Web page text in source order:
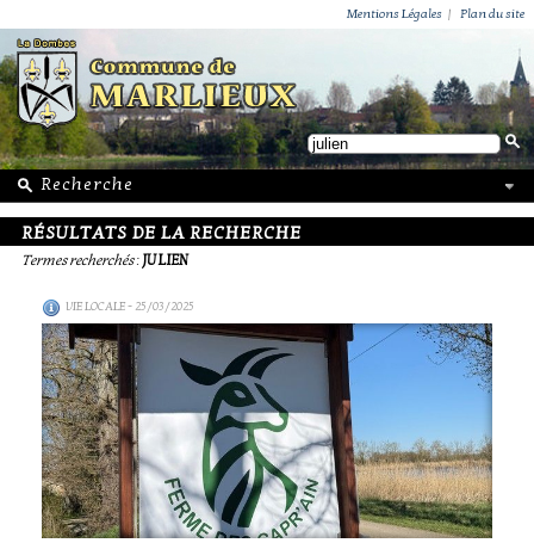
Mentions Légales | Plan du site
RÉSULTATS DE LA RECHERCHE
Termes recherchés: JULIEN
VIE LOCALE- 25/03/2025